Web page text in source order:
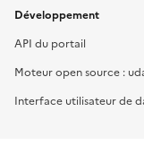
Développement
API du portail
Moteur open source :
Interface utilisateur de